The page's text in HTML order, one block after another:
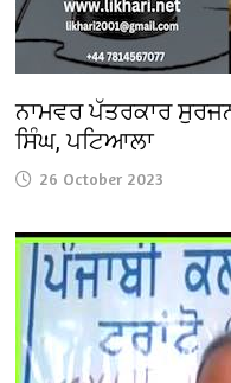
ਨਾਮਵਰ ਪੱਤਰਕਾਰ
ਸਿੰਘ, ਪਟਿਆਲਾ
26 October 2023